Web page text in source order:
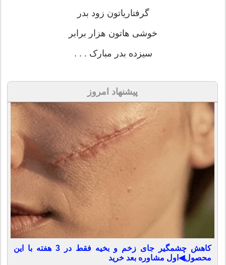
گرفتاریاتون زود بدر
خوشی هاتون هزار برابر
سیزده بدر مبارک . . .
پیشنهاد امروز
کاهش چشمگیر جای زخم و بخیه فقط در 3 هفته با این
محصول◀اول مشاوره بعد خرید